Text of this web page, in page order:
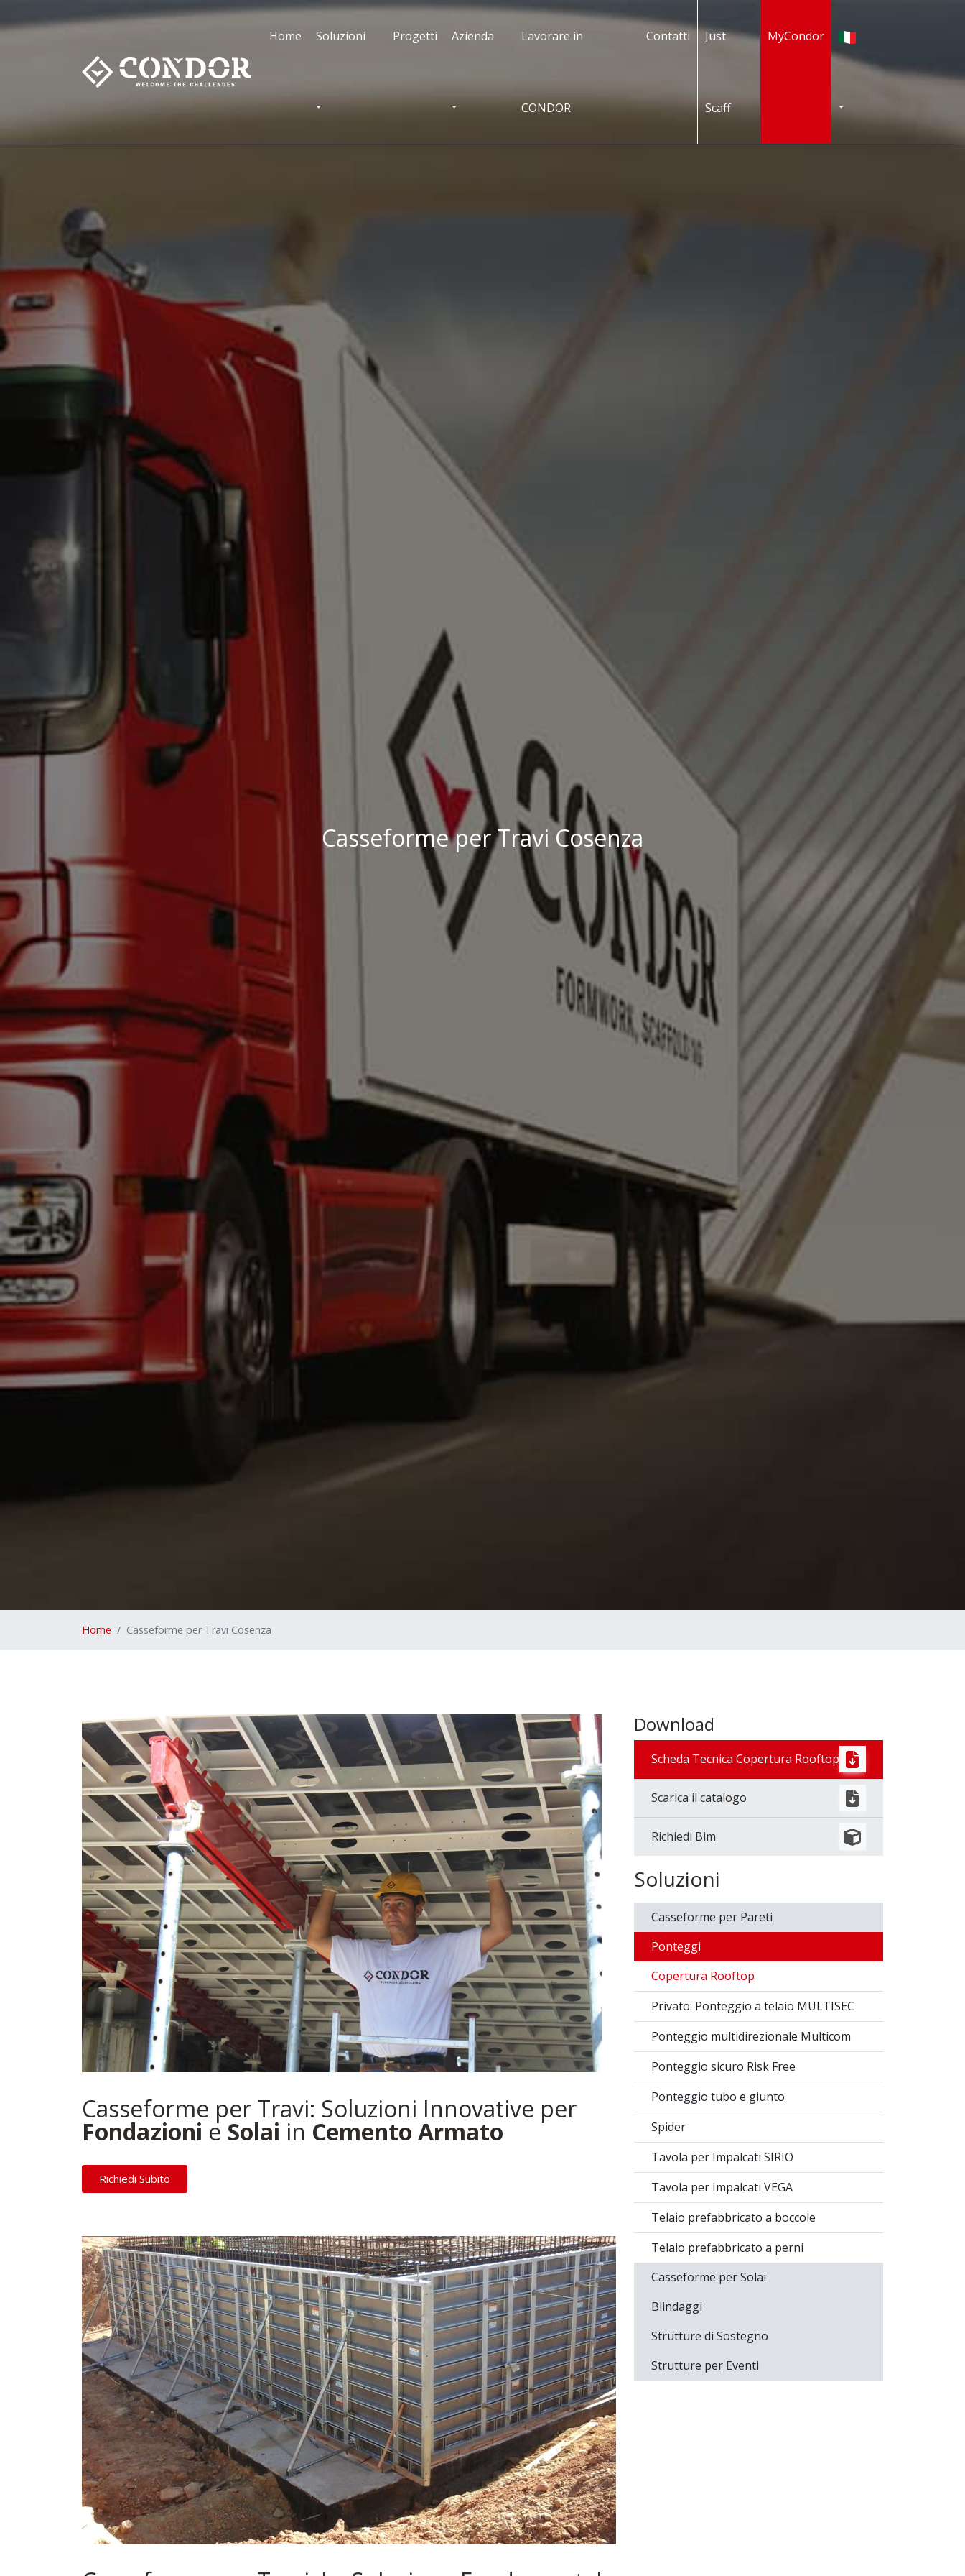
Home Soluzioni
TOGGLE DROPDOWN
Progetti Azienda
TOGGLE DROPDOWN
Lavorare in
CONDOR
Contatti Just
Scaff
MyCondor Italiano
TOGGLE DROPDOWN
Casseforme per Travi Cosenza
Home Casseforme per Travi Cosenza
Casseforme per Travi: Soluzioni Innovative per
Fondazioni e Solai in Cemento Armato
Richiedi Subito
Download
Scheda Tecnica Copertura Rooftop
Scarica il catalogo
Richiedi Bim
Soluzioni
Casseforme per Pareti
Ponteggi
Copertura Rooftop
Privato: Ponteggio a telaio MULTISEC
Ponteggio multidirezionale Multicom
Ponteggio sicuro Risk Free
Ponteggio tubo e giunto
Spider
Tavola per Impalcati SIRIO
Tavola per Impalcati VEGA
Telaio prefabbricato a boccole
Telaio prefabbricato a perni
Casseforme per Solai
Blindaggi
Strutture di Sostegno
Strutture per Eventi